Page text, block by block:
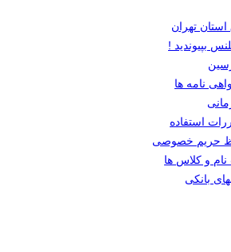
تهران
بپیوندید !
نامه ها
استفاده
حریم خصوصی
نام و کلاس ها
بانکی